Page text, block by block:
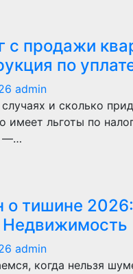
с продажи
по
admin
случаях и сколько
имеет льготы по
—…
о тишине
Недвижимость
admin
когда нельзя